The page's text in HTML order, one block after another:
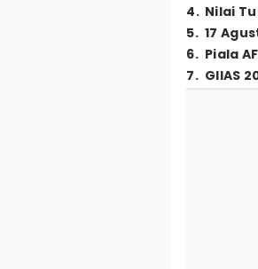
4. Nilai
5. 17
6. Piala
7. GIIAS